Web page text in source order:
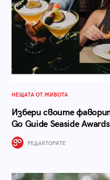
НЕЩАТА ОТ ЖИВОТА
Избери своите
Go Guide Seaside
РЕДАКТОРИТЕ